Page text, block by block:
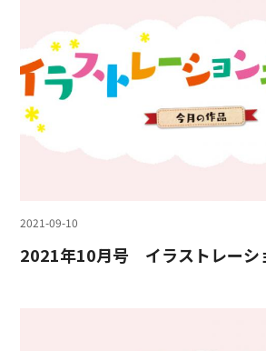
2021-09-10
2021年10月号 イラストレーシ